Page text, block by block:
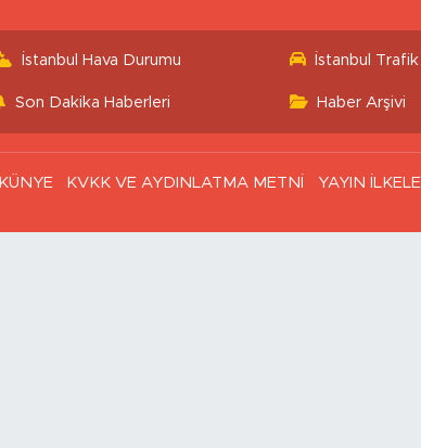
İstanbul Hava Durumu İstanbul Trafik
Son Dakika Haberleri Haber Arşivi
KÜNYE KVKK VE AYDINLATMA METNİ YAYIN